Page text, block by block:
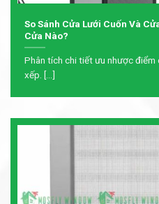
So Sánh Cửa Lưới Cuốn Và
Cửa Nào?
Phân tích chi tiết ưu nhược
xếp. [...]